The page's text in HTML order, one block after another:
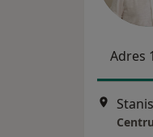
Adres 1